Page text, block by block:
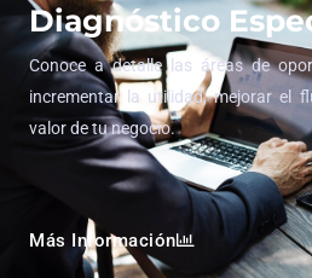
Diagnóstico
Conoce a detalle las áreas de
incrementar la utilidad, mejorar el
valor de tu negocio.
Más Información